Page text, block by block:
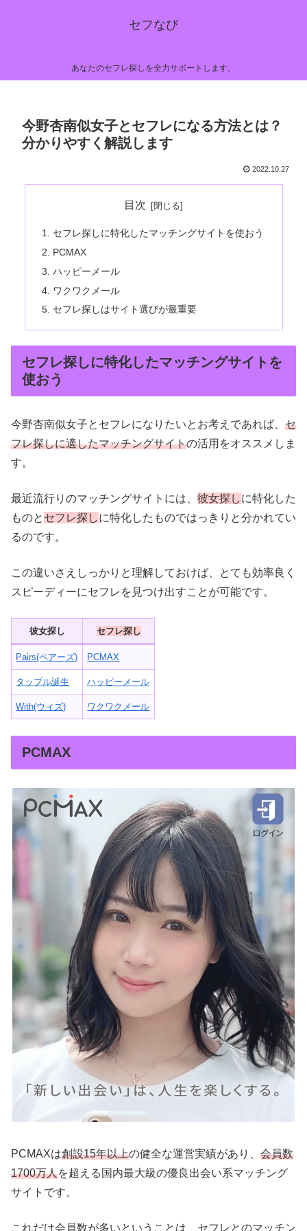
セフなび
あなたのセフレ探しを全力サポートします。
今野杏南似女子とセフレになる方法とは？
分かりやすく解説します
2022.10.27
目次
セフレ探しに特化したマッチングサイトを使おう
PCMAX
ハッピーメール
ワクワクメール
セフレ探しはサイト選びが最重要
セフレ探しに特化したマッチングサイトを
使おう
今野杏南似女子とセフレになりたいとお考えであれば、 セ
フレ探しに適したマッチングサイトの活用をオススメしま
す。
最近流行りのマッチングサイトには、 彼女探しに特化した
ものと セフレ探しに特化したものではっきりと分かれてい
るのです。
この違いさえしっかりと理解しておけば、とても効率良く
スピーディーにセフレを見つけ出すことが可能です。
彼女探し セフレ探し
Pairs(ペアーズ) PCMAX
タップル誕生 ハッピーメール
With(ウィズ) ワクワクメール
PCMAX
PCMAXは創設15年以上の健全な運営実績があり、 会員数
1700万人を超える国内最大級の優良出会い系マッチング
サイトです。
これだけ会員数が多いということは、セフレとのマッチン